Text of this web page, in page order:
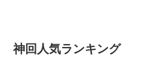
神回人気ランキング